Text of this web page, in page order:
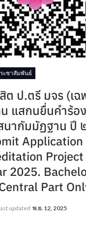
ะชาสัมพันธ์
ป.ตรี มจร (เฉ
แสกนยื่นคำร้อง
ากัมมัฏฐาน ปี
Application
Project
2025.
Part
updated พ.ย. 12, 2025